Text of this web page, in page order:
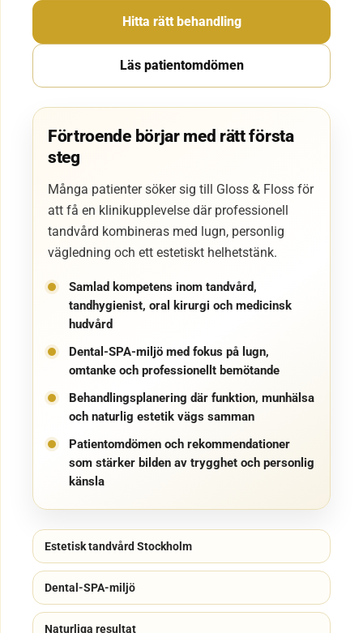
Hitta rätt behandling
Läs patientomdömen
Förtroende börjar med rätt första
steg
Många patienter söker sig till Gloss & Floss för
att få en klinikupplevelse där professionell
tandvård kombineras med lugn, personlig
vägledning och ett estetiskt helhetstänk.
Samlad kompetens inom tandvård,
tandhygienist, oral kirurgi och medicinsk
hudvård
Dental-SPA-miljö med fokus på lugn,
omtanke och professionellt bemötande
Behandlingsplanering där funktion, munhälsa
och naturlig estetik vägs samman
Patientomdömen och rekommendationer
som stärker bilden av trygghet och personlig
känsla
Estetisk tandvård Stockholm
Dental-SPA-miljö
Naturliga resultat